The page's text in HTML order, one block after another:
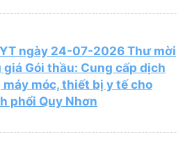
ngày 24-07-2026 Thư mời
Gói thầu: Cung cấp dịch
móc, thiết bị y tế cho
phổi Quy Nhơn